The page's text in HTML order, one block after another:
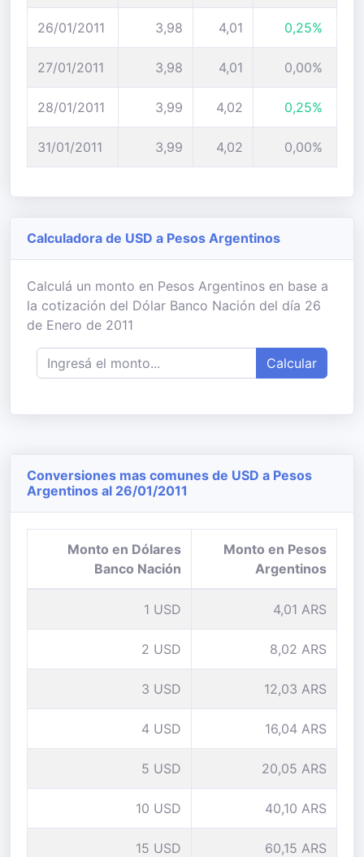
26/01/2011 3,98 4,01 0,25%
27/01/2011 3,98 4,01 0,00%
28/01/2011 3,99 4,02 0,25%
31/01/2011 3,99 4,02 0,00%
Calculadora de USD a Pesos Argentinos
Calculá un monto en Pesos Argentinos en base a
la cotización del Dólar Banco Nación del día 26
de Enero de 2011
Calcular
Conversiones mas comunes de USD a Pesos
Argentinos al 26/01/2011
Monto en Dólares
Banco Nación
Monto en Pesos
Argentinos
1 USD 4,01 ARS
2 USD 8,02 ARS
3 USD 12,03 ARS
4 USD 16,04 ARS
5 USD 20,05 ARS
10 USD 40,10 ARS
15 USD 60,15 ARS